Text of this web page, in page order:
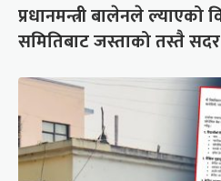
प्रधानमन्त्री बालेनले
समितिबाट जस्ताको तस्तै सदर